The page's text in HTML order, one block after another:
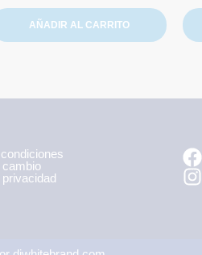
AÑADIR AL CARRITO